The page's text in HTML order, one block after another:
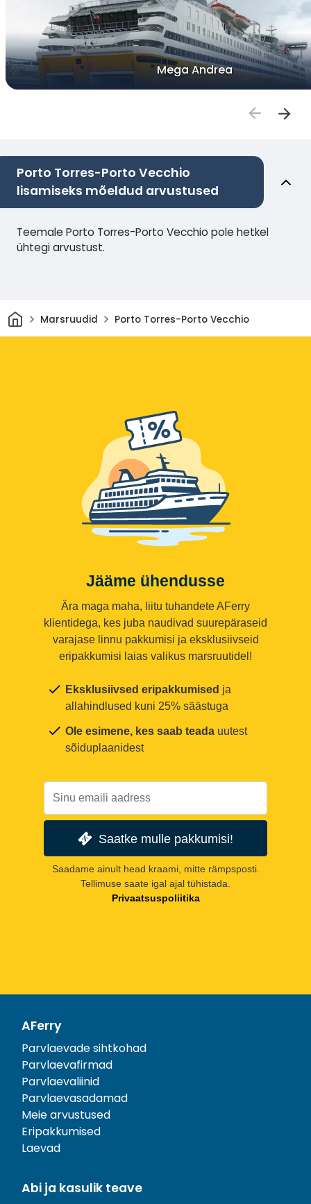
Mega Andrea
Porto Torres-Porto Vecchio
lisamiseks mõeldud arvustused
Teemale Porto Torres-Porto Vecchio pole hetkel
ühtegi arvustust.
Avaleht
Marsruudid Porto Torres-Porto Vecchio
Jääme ühendusse
Ära maga maha, liitu tuhandete AFerry
klientidega, kes juba naudivad suurepäraseid
varajase linnu pakkumisi ja eksklusiivseid
eripakkumisi laias valikus marsruutidel!
Eksklusiivsed eripakkumised ja
allahindlused kuni 25% säästuga
Ole esimene, kes saab teada uutest
sõiduplaanidest
Saatke mulle pakkumisi!
Saadame ainult head kraami, mitte rämpsposti.
Tellimuse saate igal ajal tühistada.
Privaatsuspoliitika
AFerry
Parvlaevade sihtkohad
Parvlaevafirmad
Parvlaevaliinid
Parvlaevasadamad
Meie arvustused
Eripakkumised
Laevad
Abi ja kasulik teave